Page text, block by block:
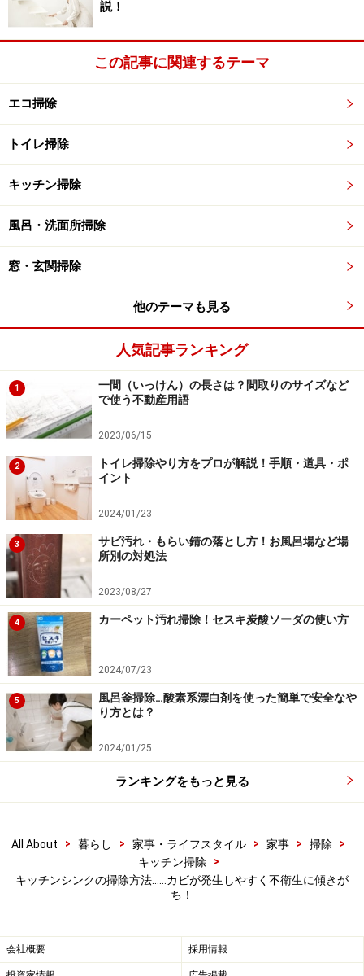
合、シンクと作業台（ワークトップ）との継ぎ目付近
に、食器洗い時に飛んだ汚れや汚れによるカビが蓄積し
てしまうことになりがちです。このような汚れはスポン
ジと食器用洗剤だけでは容易に落ちません。古歯ブラシ
に重曹か食器用クリームクレンザーを付けて、歯磨きの
ように汚れを掻き出して落とします。その際、すすぎを
忘れないようにしましょう。
ステンレス以外の素材でできたシンク
最近、豊富なカラーバリエーションなどでインテリア的
にも人気のある人造大理石製シンクの場合、通常のお手
入れはステンレスのそれと変わりません。若干水垢が溜
まりやすいので、その場合にはクエン酸水などを塗布し
商品によっては、微細な傷はナイロンタワシで擦り削っ
て修復することが出来ます。
輸入住宅などで使われることの多い琺瑯（ホウロウ）製
シンクも、通常のお手入れの限りではステンレスや人造
大理石製と同様です。ただ、「シンクに水を溜めて洗
う」という欧米でのシンク利用の仕方に準じた製品であ
るため、日本式の（今までどおりの、無意識な）使い方
をしていると、誤って食器を割ったり、そのことによる
傷を生じさせたりといったトラブルの可能性が高まりま
す。微細な傷や、茶渋のような汚れがつくこともありま
す。他よりもう一歩、まめなお手入れが必要な素材で
す。
盲点というより、シンク周りで一番「見たくない、触り
説！
この記事に関連するテーマ
エコ掃除
トイレ掃除
キッチン掃除
風呂・洗面所掃除
窓・玄関掃除
他のテーマも見る
人気記事ランキング
1
一間（いっけん）の長さは？間取りのサイズなど
で使う不動産用語
2023/06/15
2
トイレ掃除やり方をプロが解説！手順・道具・ポ
イント
2024/01/23
3
サビ汚れ・もらい錆の落とし方！お風呂場など場
所別の対処法
2023/08/27
4 カーペット汚れ掃除！セスキ炭酸ソーダの使い方
2024/07/23
5
風呂釜掃除…酸素系漂白剤を使った簡単で安全なや
り方とは？
2024/01/25
ランキングをもっと見る
All About > 暮らし > 家事・ライフスタイル > 家事 > 掃除
>
キッチン掃除
>
キッチンシンクの掃除方法……カビが発生しやすく不衛生に傾きが
ち！
会社概要 採用情報